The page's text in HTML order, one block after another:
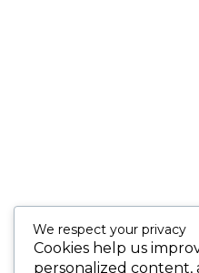
We respect your privacy
Cookies help us
personalized content,